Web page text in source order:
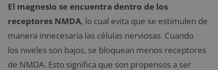
El magnesio se encuentra dentro de los
receptores NMDA, lo cual evita que se estimulen de
manera innecesaria las células nerviosas. Cuando
los niveles son bajos, se bloquean menos receptores
de NMDA. Esto significa que son propensos a ser